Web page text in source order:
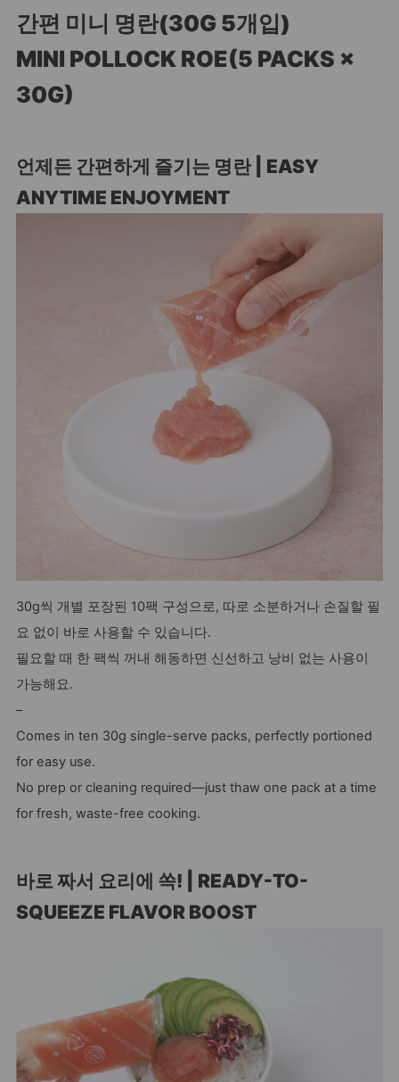
간편 미니 명란(30G 5개입)
MINI POLLOCK ROE(5 PACKS ×
30G)
언제든 간편하게 즐기는 명란 | EASY
ANYTIME ENJOYMENT
30g씩 개별 포장된 10팩 구성으로, 따로 소분하거나 손질할 필
요 없이 바로 사용할 수 있습니다.
필요할 때 한 팩씩 꺼내 해동하면 신선하고 낭비 없는 사용이
가능해요.
–
Comes in ten 30g single-serve packs, perfectly portioned
for easy use.
No prep or cleaning required—just thaw one pack at a time
for fresh, waste-free cooking.
바로 짜서 요리에 쏙! | READY-TO-
SQUEEZE FLAVOR BOOST